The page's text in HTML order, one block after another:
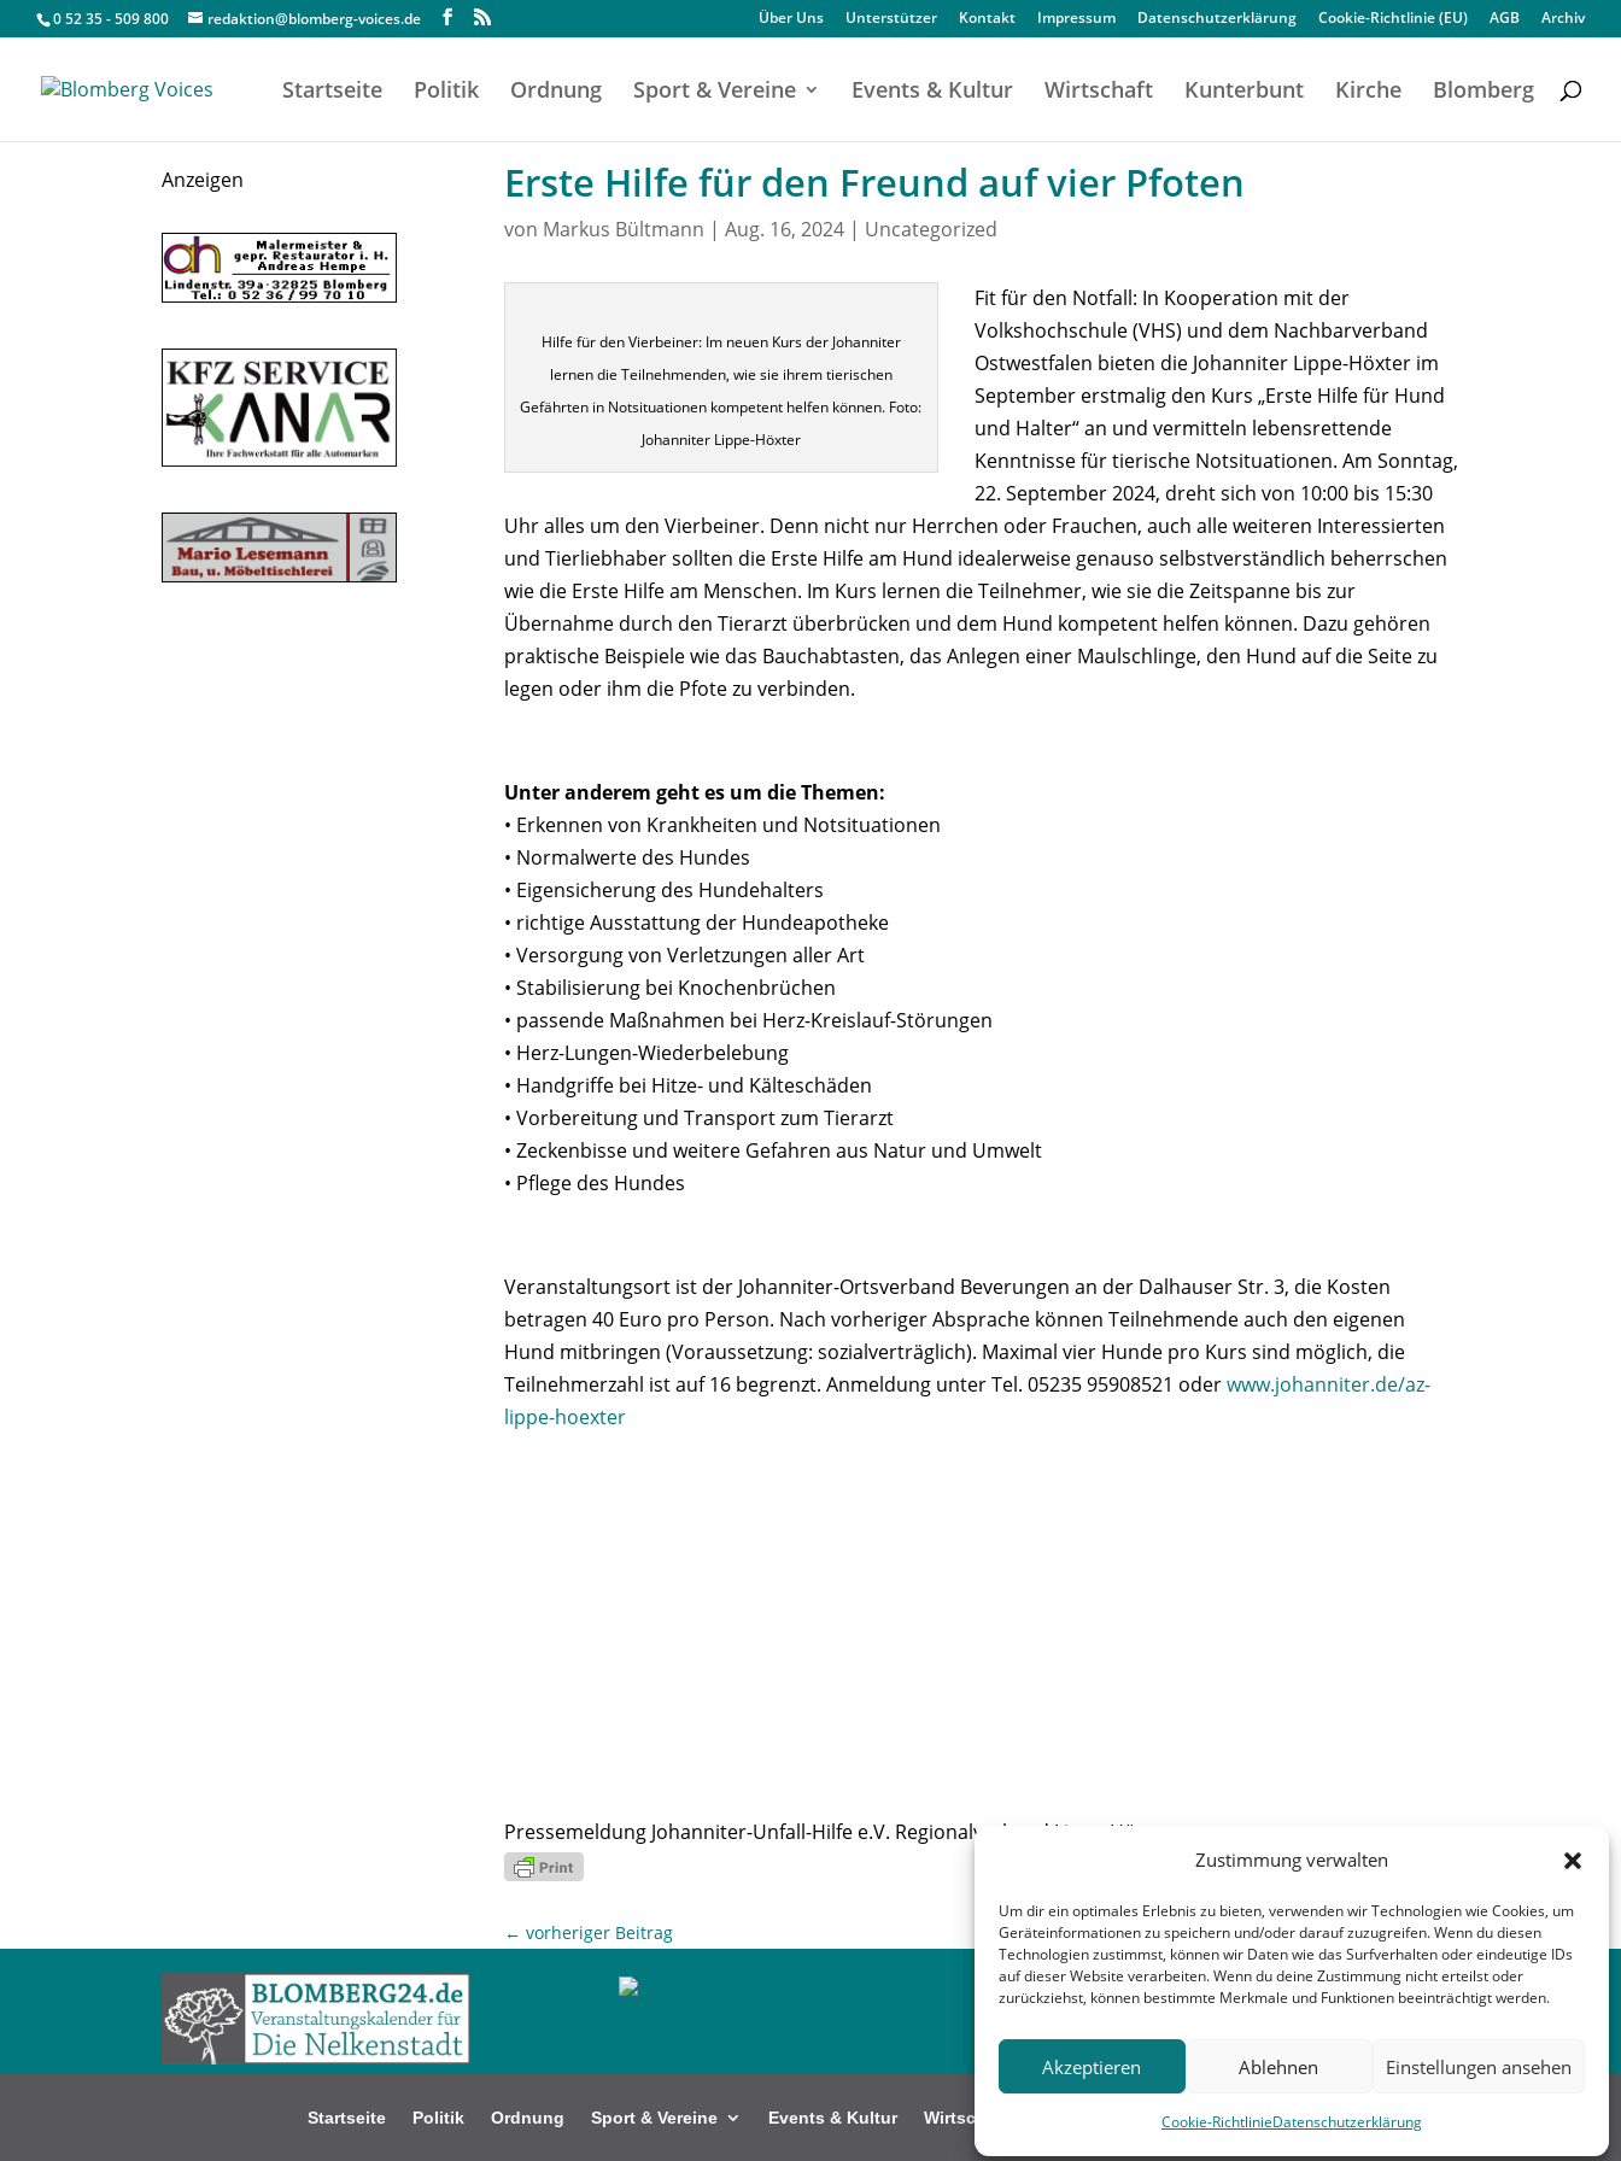
Zustimmung verwalten
Um dir ein optimales Erlebnis zu bieten, verwenden wir Technologien wie Cookies, um
Geräteinformationen zu speichern und/oder darauf zuzugreifen. Wenn du diesen
Technologien zustimmst, können wir Daten wie das Surfverhalten oder eindeutige IDs
auf dieser Website verarbeiten. Wenn du deine Zustimmung nicht erteilst oder
zurückziehst, können bestimmte Merkmale und Funktionen beeinträchtigt werden.
Akzeptieren Ablehnen Einstellungen ansehen
Cookie-RichtlinieDatenschutzerklärung
0 52 35 - 509 800 redaktion@blomberg-voices.de Über Uns Unterstützer Kontakt Impressum Datenschutzerklärung Cookie-Richtlinie (EU) AGB Archiv
Startseite Politik Ordnung Sport & Vereine Events & Kultur Wirtschaft Kunterbunt Kirche Blomberg
Anzeigen Erste Hilfe für den Freund auf vier Pfoten
von Markus Bültmann | Aug. 16, 2024| Uncategorized
Hilfe für den Vierbeiner: Im neuen Kurs der Johanniter
lernen die Teilnehmenden, wie sie ihrem tierischen
Gefährten in Notsituationen kompetent helfen können. Foto:
Johanniter Lippe-Höxter
Fit für den Notfall: In Kooperation mit der
Volkshochschule (VHS) und dem Nachbarverband
Ostwestfalen bieten die Johanniter Lippe-Höxter im
September erstmalig den Kurs „Erste Hilfe für Hund
und Halter“ an und vermitteln lebensrettende
Kenntnisse für tierische Notsituationen. Am Sonntag,
22. September 2024, dreht sich von 10:00 bis 15:30
Uhr alles um den Vierbeiner. Denn nicht nur Herrchen oder Frauchen, auch alle weiteren Interessierten
und Tierliebhaber sollten die Erste Hilfe am Hund idealerweise genauso selbstverständlich beherrschen
wie die Erste Hilfe am Menschen. Im Kurs lernen die Teilnehmer, wie sie die Zeitspanne bis zur
Übernahme durch den Tierarzt überbrücken und dem Hund kompetent helfen können. Dazu gehören
praktische Beispiele wie das Bauchabtasten, das Anlegen einer Maulschlinge, den Hund auf die Seite zu
legen oder ihm die Pfote zu verbinden.
Unter anderem geht es um die Themen:
• Erkennen von Krankheiten und Notsituationen
• Normalwerte des Hundes
• Eigensicherung des Hundehalters
• richtige Ausstattung der Hundeapotheke
• Versorgung von Verletzungen aller Art
• Stabilisierung bei Knochenbrüchen
• passende Maßnahmen bei Herz-Kreislauf-Störungen
• Herz-Lungen-Wiederbelebung
• Handgriffe bei Hitze- und Kälteschäden
• Vorbereitung und Transport zum Tierarzt
• Zeckenbisse und weitere Gefahren aus Natur und Umwelt
• Pflege des Hundes
Veranstaltungsort ist der Johanniter-Ortsverband Beverungen an der Dalhauser Str. 3, die Kosten
betragen 40 Euro pro Person. Nach vorheriger Absprache können Teilnehmende auch den eigenen
Hund mitbringen (Voraussetzung: sozialverträglich). Maximal vier Hunde pro Kurs sind möglich, die
Teilnehmerzahl ist auf 16 begrenzt. Anmeldung unter Tel. 05235 95908521 oderwww.johanniter.de/az-
lippe-hoexter
Pressemeldung Johanniter-Unfall-Hilfe e.V. Regionalverband Lippe-Höxter
← vorheriger Beitrag nächster Beitrag→
Startseite Politik Ordnung Sport & Vereine Events & Kultur Wirtschaft Kirche Blomberg